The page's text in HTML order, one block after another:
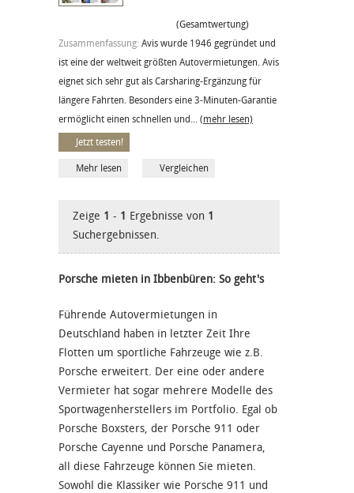
(Gesamtwertung)
Zusammenfassung: Avis wurde 1946 gegründet und
ist eine der weltweit größten Autovermietungen. Avis
eignet sich sehr gut als Carsharing-Ergänzung für
längere Fahrten. Besonders eine 3-Minuten-Garantie
ermöglicht einen schnellen und... (mehr lesen)
Jetzt testen!
Mehr lesen Vergleichen
Zeige 1 - 1 Ergebnisse von 1
Suchergebnissen.
Porsche mieten in Ibbenbüren: So geht's
Führende Autovermietungen in
Deutschland haben in letzter Zeit Ihre
Flotten um sportliche Fahrzeuge wie z.B.
Porsche erweitert. Der eine oder andere
Vermieter hat sogar mehrere Modelle des
Sportwagenherstellers im Portfolio. Egal ob
Porsche Boxsters, der Porsche 911 oder
Porsche Cayenne und Porsche Panamera,
all diese Fahrzeuge können Sie mieten.
Sowohl die Klassiker wie Porsche 911 und